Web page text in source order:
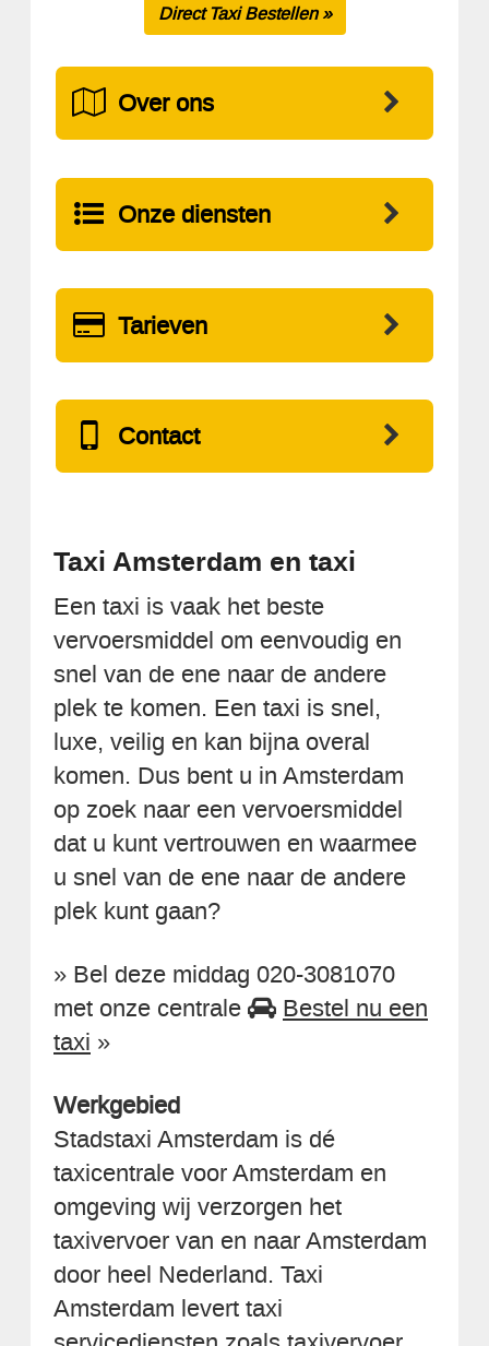
Direct Taxi Bestellen »
Over ons
Onze diensten
Tarieven
Contact
Taxi Amsterdam en taxi
Een taxi is vaak het beste
vervoersmiddel om eenvoudig en
snel van de ene naar de andere
plek te komen. Een taxi is snel,
luxe, veilig en kan bijna overal
komen. Dus bent u in Amsterdam
op zoek naar een vervoersmiddel
dat u kunt vertrouwen en waarmee
u snel van de ene naar de andere
plek kunt gaan?
» Bel deze middag 020-3081070
met onze centrale
Bestel nu een
taxi »
Werkgebied
Stadstaxi Amsterdam is dé
taxicentrale voor Amsterdam en
omgeving wij verzorgen het
taxivervoer van en naar Amsterdam
door heel Nederland. Taxi
Amsterdam levert taxi